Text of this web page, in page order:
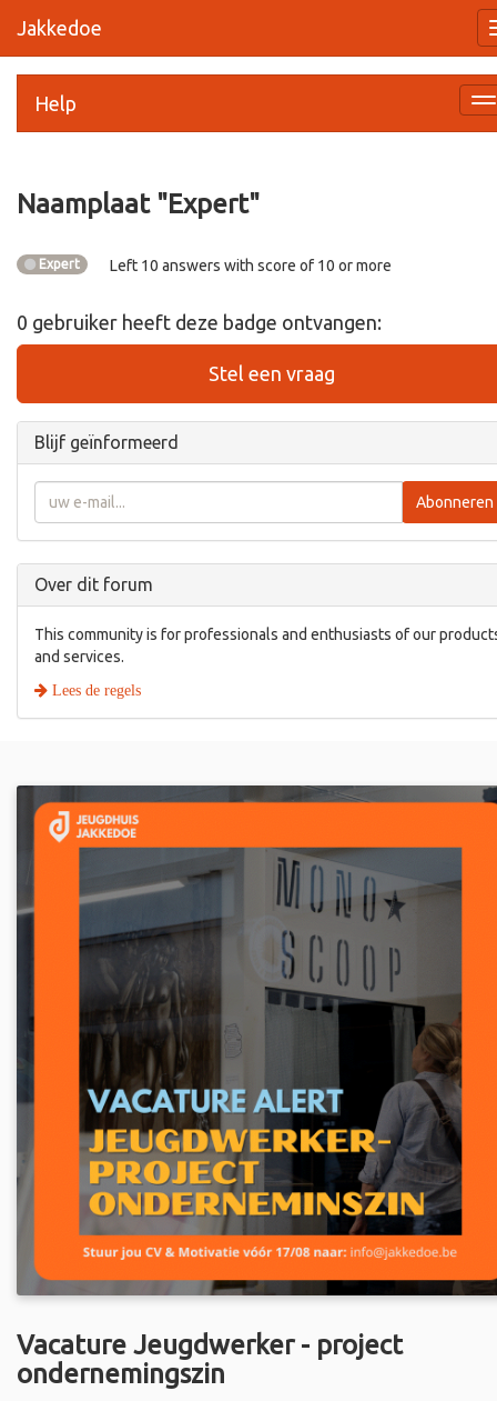
Jakkedoe
Help
Naamplaat "Expert"
Expert Left 10 answers with score of 10 or more
0 gebruiker heeft deze badge ontvangen:
Stel een vraag
Blijf geïnformeerd
Abonneren
Over dit forum
This community is for professionals and enthusiasts of our
and services.
Lees de regels
Vacature Jeugdwerker - project
ondernemingszin